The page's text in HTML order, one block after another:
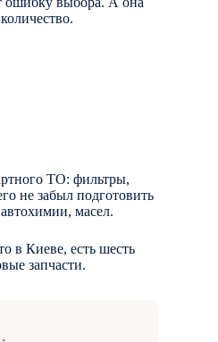
ТО: фильтры,
не забыл подготовить
масел.
в Киеве, есть шесть
запчасти.